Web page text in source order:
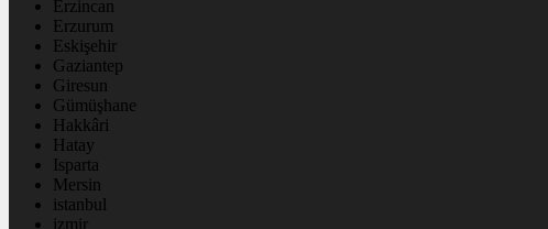
Erzincan
Erzurum
Eskişehir
Gaziantep
Giresun
Gümüşhane
Hakkâri
Hatay
Isparta
Mersin
istanbul
izmir